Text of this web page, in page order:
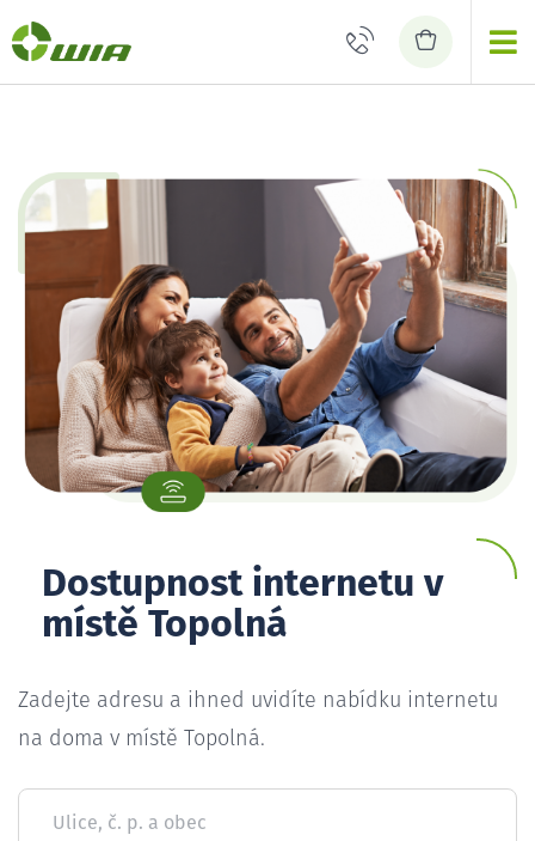
Dostupnost internetu v
místě Topolná
Zadejte adresu a ihned uvidíte nabídku internetu
na doma v místě Topolná.
Ulice, č. p. a obec